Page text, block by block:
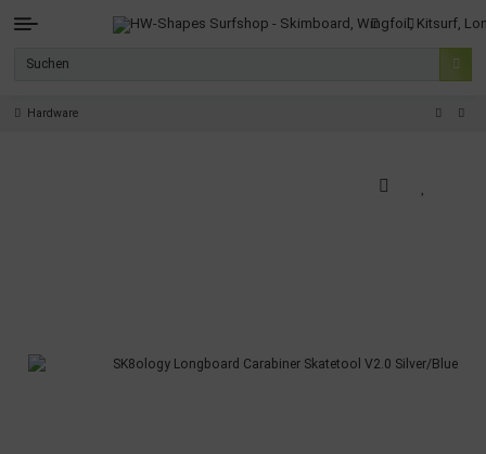
Hardware